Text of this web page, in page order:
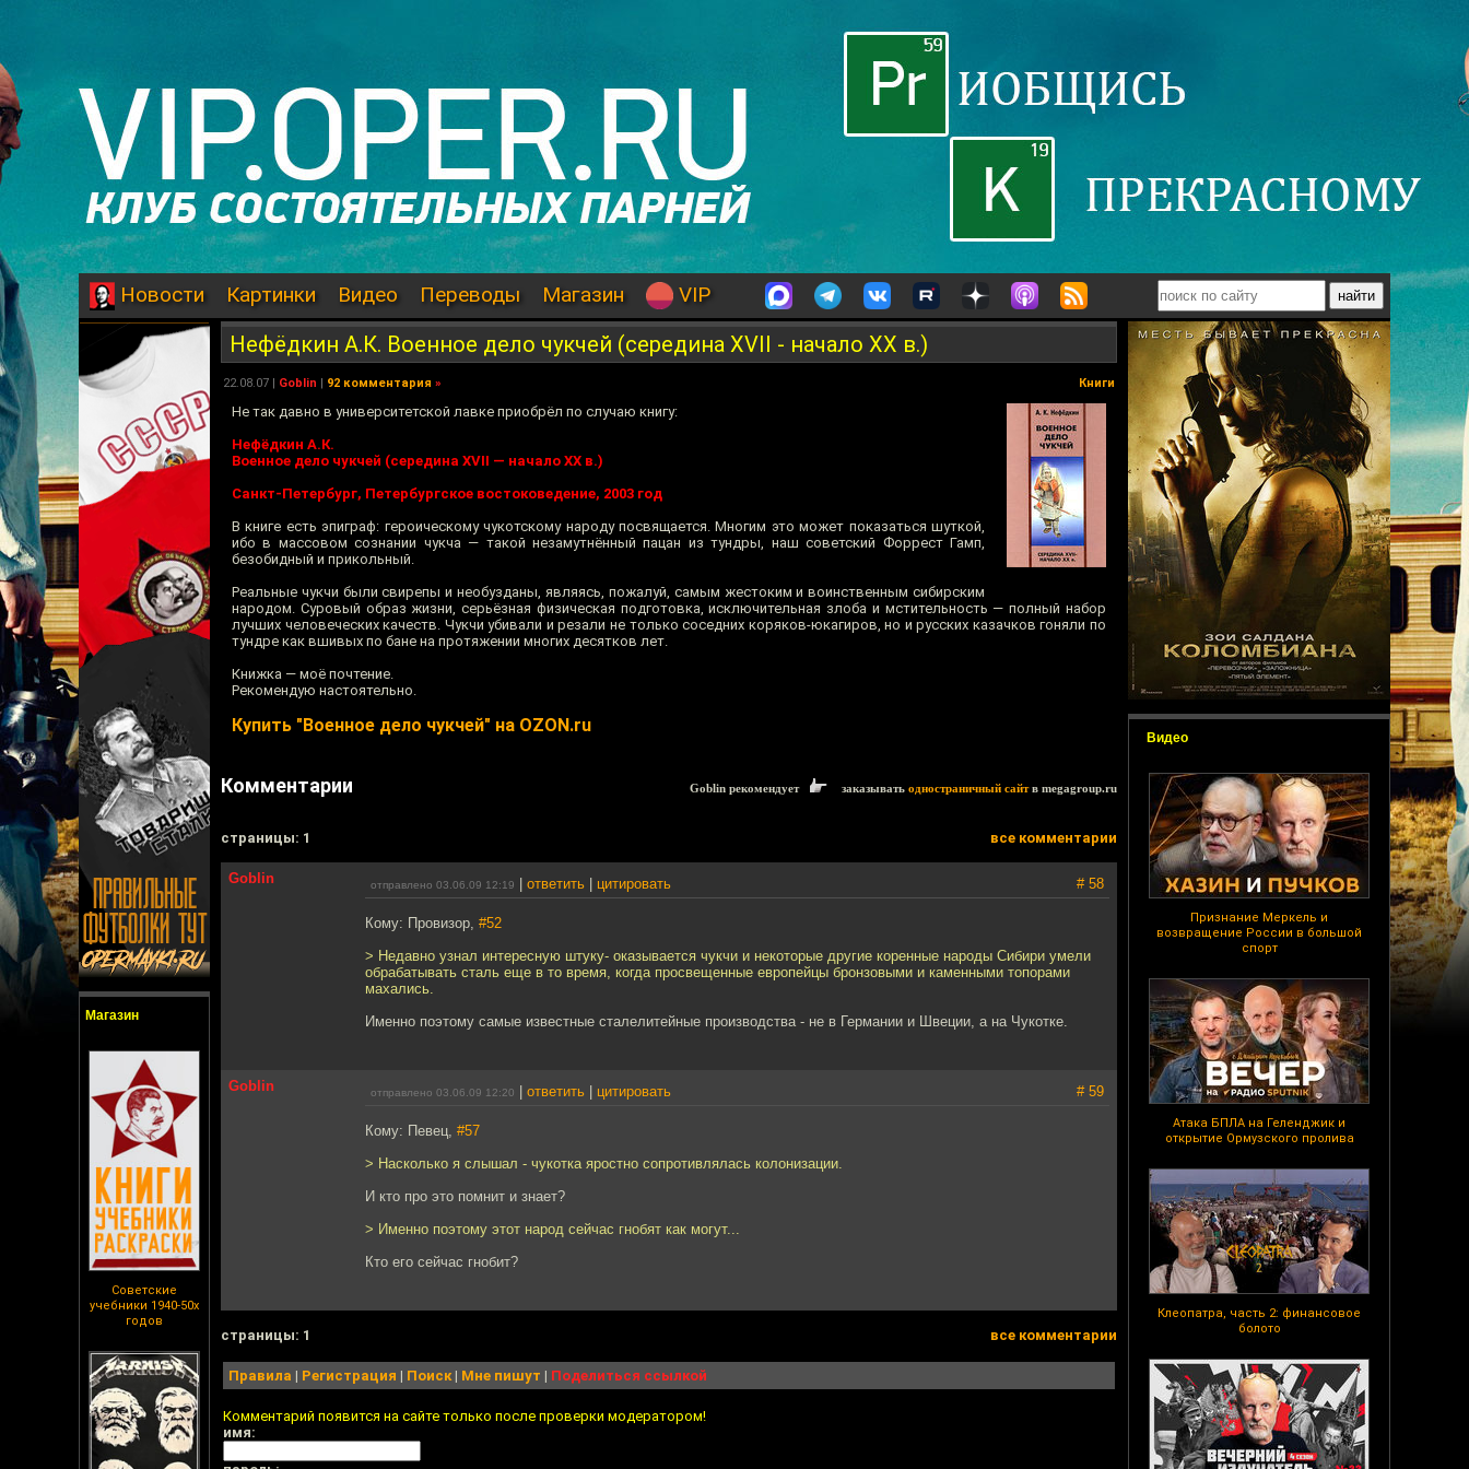
Новости Картинки Видео Переводы Магазин VIP
Магазин
Советские
учебники 1940-50х
годов
Видео
Признание Меркель и
возвращение России в большой
спорт
Атака БПЛА на Геленджик и
открытие Ормузского пролива
Клеопатра, часть 2: финансовое
болото
Нефёдкин А.К. Военное дело чукчей (середина XVII - начало XX в.)
22.08.07 | Goblin | 92 комментария » Книги
Не так давно в университетской лавке приобрёл по случаю книгу:
Нефёдкин А.К.
Военное дело чукчей (середина XVII — начало XX в.)
Санкт-Петербург, Петербургское востоковедение, 2003 год
В книге есть эпиграф: героическому чукотскому народу посвящается. Многим это может показаться шуткой,
ибо в массовом сознании чукча — такой незамутнённый пацан из тундры, наш советский Форрест Гамп,
безобидный и прикольный.
Реальные чукчи были свирепы и необузданы, являясь, пожалуй, самым жестоким и воинственным сибирским
народом. Суровый образ жизни, серьёзная физическая подготовка, исключительная злоба и мстительность — полный набор
лучших человеческих качеств. Чукчи убивали и резали не только соседних коряков-юкагиров, но и русских казачков гоняли по
тундре как вшивых по бане на протяжении многих десятков лет.
Книжка — моё почтение.
Рекомендую настоятельно.
Купить "Военное дело чукчей" на OZON.ru
Комментарии Goblin рекомендует заказывать одностраничный сайтв megagroup.ru
cтраницы: 1 все комментарии
Goblin отправлено 03.06.09 12:19 ответить цитировать # 58
Кому: Провизор, #52
> Недавно узнал интересную штуку- оказывается чукчи и некоторые другие коренные народы Сибири умели
обрабатывать сталь еще в то время, когда просвещенные европейцы бронзовыми и каменными топорами
махались.
Именно поэтому самые известные сталелитейные производства - не в Германии и Швеции, а на Чукотке.
Goblin отправлено 03.06.09 12:20 ответить цитировать # 59
Кому: Певец, #57
> Насколько я слышал - чукотка яростно сопротивлялась колонизации.
И кто про это помнит и знает?
> Именно поэтому этот народ сейчас гнобят как могут...
Кто его сейчас гнобит?
cтраницы: 1 все комментарии
Правила | Регистрация | Поиск| Мне пишут | Поделиться ссылкой
Комментарий появится на сайте только после проверки модератором!
имя: